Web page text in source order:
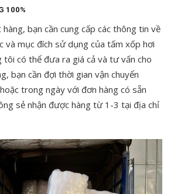
100%
bạn cần cung cấp các thông tin về
và mục đích sử dụng của tấm xốp hơi
tôi có thể đưa ra giá cả và tư vấn cho
bạn cần đợi thời gian vận chuyển
trong ngày với đơn hàng có sẵn
sẻ nhận được hàng từ 1-3 tại địa chỉ